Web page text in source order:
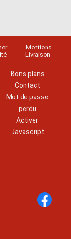
Mentions
Livraison
Bons plans
Contact
Mot de passe
perdu
Activer
Javascript